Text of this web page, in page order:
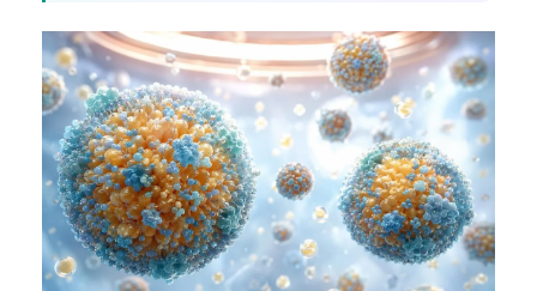
Српски језик
Svenska
Bosanski
Azərbaycan dili
Eesti
日本語
Čeština